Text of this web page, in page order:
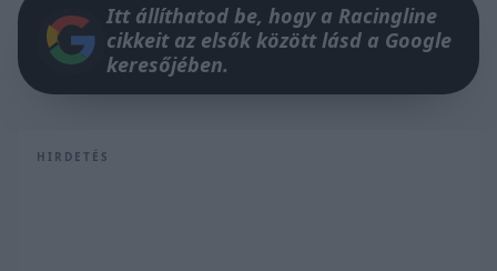
Itt állíthatod be, hogy a Racingline
cikkeit az elsők között lásd a Google
keresőjében.
HIRDETÉS